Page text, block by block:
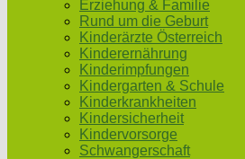
Erziehung & Familie
Rund um die Geburt
Kinderärzte Österreich
Kinderernährung
Kinderimpfungen
Kindergarten & Schule
Kinderkrankheiten
Kindersicherheit
Kindervorsorge
Schwangerschaft